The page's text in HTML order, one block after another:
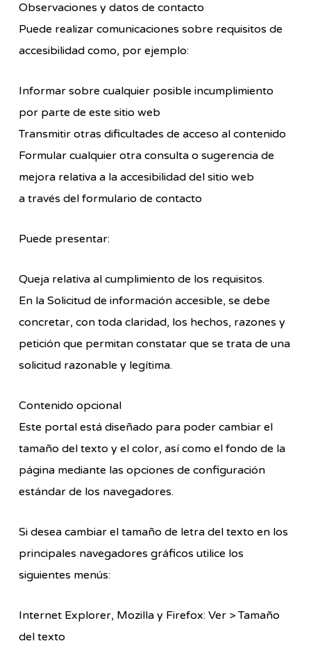
Observaciones y datos de contacto
Puede realizar comunicaciones sobre requisitos de
accesibilidad como, por ejemplo:
Informar sobre cualquier posible incumplimiento
por parte de este sitio web
Transmitir otras dificultades de acceso al contenido
Formular cualquier otra consulta o sugerencia de
mejora relativa a la accesibilidad del sitio web
a través del formulario de contacto
Puede presentar:
Queja relativa al cumplimiento de los requisitos.
En la Solicitud de información accesible, se debe
concretar, con toda claridad, los hechos, razones y
petición que permitan constatar que se trata de una
solicitud razonable y legítima.
Contenido opcional
Este portal está diseñado para poder cambiar el
tamaño del texto y el color, así como el fondo de la
página mediante las opciones de configuración
estándar de los navegadores.
Si desea cambiar el tamaño de letra del texto en los
principales navegadores gráficos utilice los
siguientes menús:
Internet Explorer, Mozilla y Firefox: Ver > Tamaño
del texto